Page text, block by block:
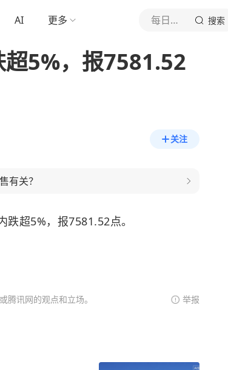
AI 更多 每日经济新闻 搜索
5%，报7581.52
关注
有关？
超5%，报7581.52点。
腾讯网的观点和立场。 举报